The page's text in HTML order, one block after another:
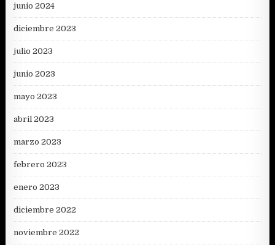
junio 2024
diciembre 2023
julio 2023
junio 2023
mayo 2023
abril 2023
marzo 2023
febrero 2023
enero 2023
diciembre 2022
noviembre 2022